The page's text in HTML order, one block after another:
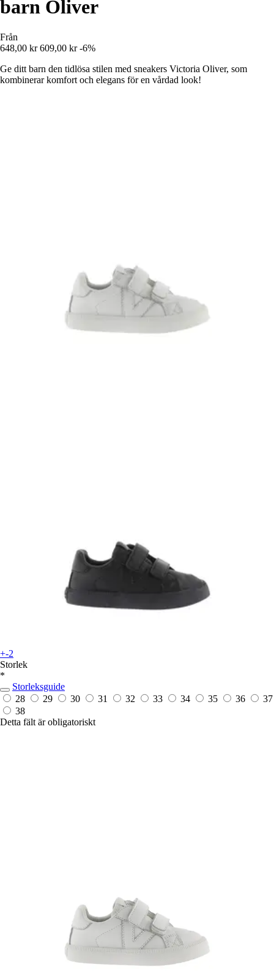
barn Oliver
Från
648,00 kr 609,00 kr -6%
Ge ditt barn den tidlösa stilen med sneakers Victoria Oliver, som
kombinerar komfort och elegans för en vårdad look!
+-2
Storlek
*
Storleksguide
28
29 30 31 32 33 34 35 36
37
38
Detta fält är obligatoriskt